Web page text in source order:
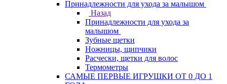
Принадлежности для ухода за малышом
Назад
Принадлежности для ухода за
малышом
Зубные щетки
Ножницы, щипчики
Расчески, щетки для волос
Термометры
САМЫЕ ПЕРВЫЕ ИГРУШКИ ОТ 0 ДО 1